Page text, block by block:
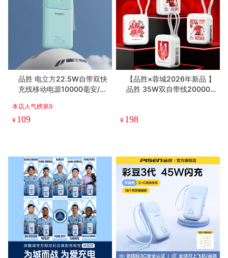
品胜 电立方22.5W自带双快
充线移动电源10000毫安/2
支持苹果PD20W快充 LED
显示屏充电宝 支持苹果15手
本店人气榜第9
¥ 109
【品胜×蓉城2026年新品 】
品胜 35W双自带线20000
¥ 198